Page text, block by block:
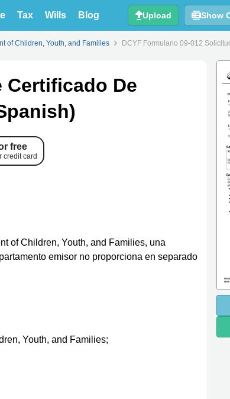
Tax Wills Blog Upload Show
of Children, Youth, and Families DCYF Formulario 09-012
Certificado De
free
credit card
of Children, Youth, and Families, una
emisor no proporciona en separado
Youth, and Families;